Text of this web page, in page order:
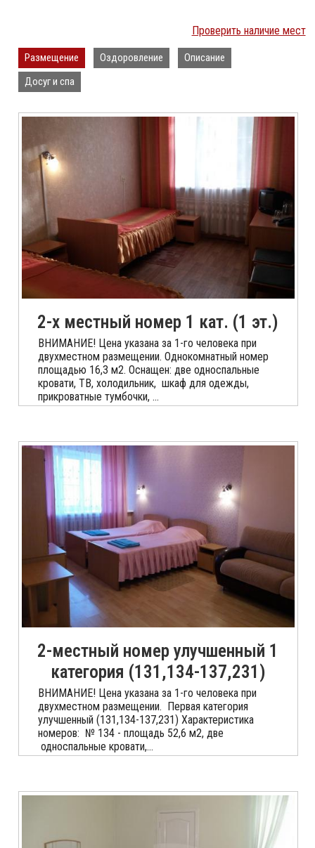
Проверить наличие мест
Размещение Оздоровление
Описание
Досуг и спа
2-х местный номер 1 кат. (1 эт.)
ВНИМАНИЕ! Цена указана за 1-го человека при
двухместном размещении. Однокомнатный номер
площадью 16,3 м2. Оснащен: две односпальные
кровати, ТВ, холодильник, шкаф для одежды,
прикроватные тумбочки, ...
2-местный номер улучшенный 1
категория (131,134-137,231)
ВНИМАНИЕ! Цена указана за 1-го человека при
двухместном размещении. Первая категория
улучшенный (131,134-137,231) Характеристика
номеров: № 134 - площадь 52,6 м2, две
односпальные кровати,...